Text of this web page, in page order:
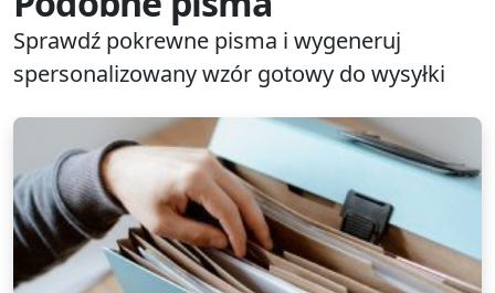
Sprawdź pokrewne pisma i wygeneruj
spersonalizowany wzór gotowy do wysyłki